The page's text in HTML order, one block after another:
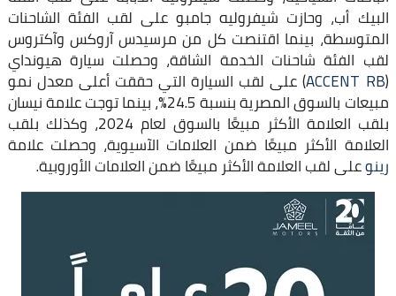
البيك أب، وحازت شيفروليه جامبو على لقب الفئة الشاحنات
المتوسطة، بينما اقتنصت كل من مرسيدس آروكس وآكتروس
لقب الفئة شاحنات الخدمة الشاقة، وحصلت سيارة هيونداي
(
ACCENT RB) على لقب السيارة التي حققت أعلى معدل نمو
مبيعات بالسوق المصرية بنسبة 24.5%، بينما توجت علامة نيسان
بلقب العلامة الأكثر مبيعًا بالسوق لعام 2024، وكذلك بلقب
العلامة الأكثر مبيعًا ضمن العلامات الآسيوية، وحصلت علامة
رينوعلى لقب العلامة الأكثر مبيعًا ضمن العلامات الأوروبية.